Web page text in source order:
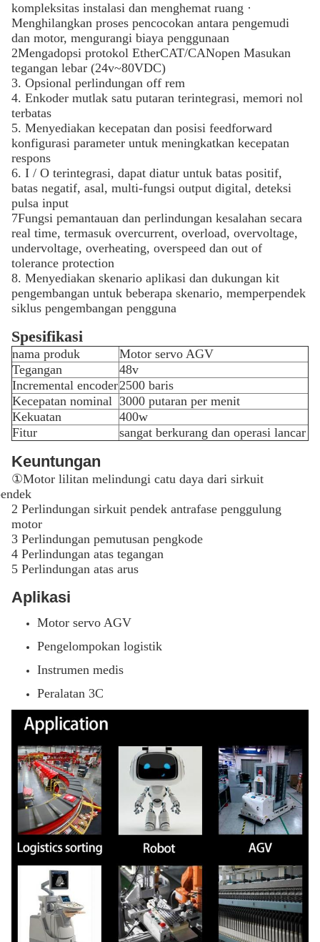
kompleksitas instalasi dan menghemat ruang ·
Menghilangkan proses pencocokan antara pengemudi
dan motor, mengurangi biaya penggunaan
2Mengadopsi protokol EtherCAT/CANopen Masukan
tegangan lebar (24v~80VDC)
3. Opsional perlindungan off rem
4. Enkoder mutlak satu putaran terintegrasi, memori nol
terbatas
5. Menyediakan kecepatan dan posisi feedforward
konfigurasi parameter untuk meningkatkan kecepatan
respons
6. I / O terintegrasi, dapat diatur untuk batas positif,
batas negatif, asal, multi-fungsi output digital, deteksi
pulsa input
7Fungsi pemantauan dan perlindungan kesalahan secara
real time, termasuk overcurrent, overload, overvoltage,
undervoltage, overheating, overspeed dan out of
tolerance protection
8. Menyediakan skenario aplikasi dan dukungan kit
pengembangan untuk beberapa skenario, memperpendek
siklus pengembangan pengguna
Spesifikasi
nama produk
Motor servo AGV
Tegangan
48v
Incremental encoder2500 baris
Kecepatan nominal 3000 putaran per menit
Kekuatan
400w
Fitur
sangat berkurang dan operasi lancar
Keuntungan
①Motor lilitan melindungi catu daya dari sirkuit
2 Perlindungan sirkuit pendek antrafase penggulung
motor
3 Perlindungan pemutusan pengkode
4 Perlindungan atas tegangan
5 Perlindungan atas arus
Aplikasi
Motor servo AGV
Pengelompokan logistik
Instrumen medis
Peralatan 3C